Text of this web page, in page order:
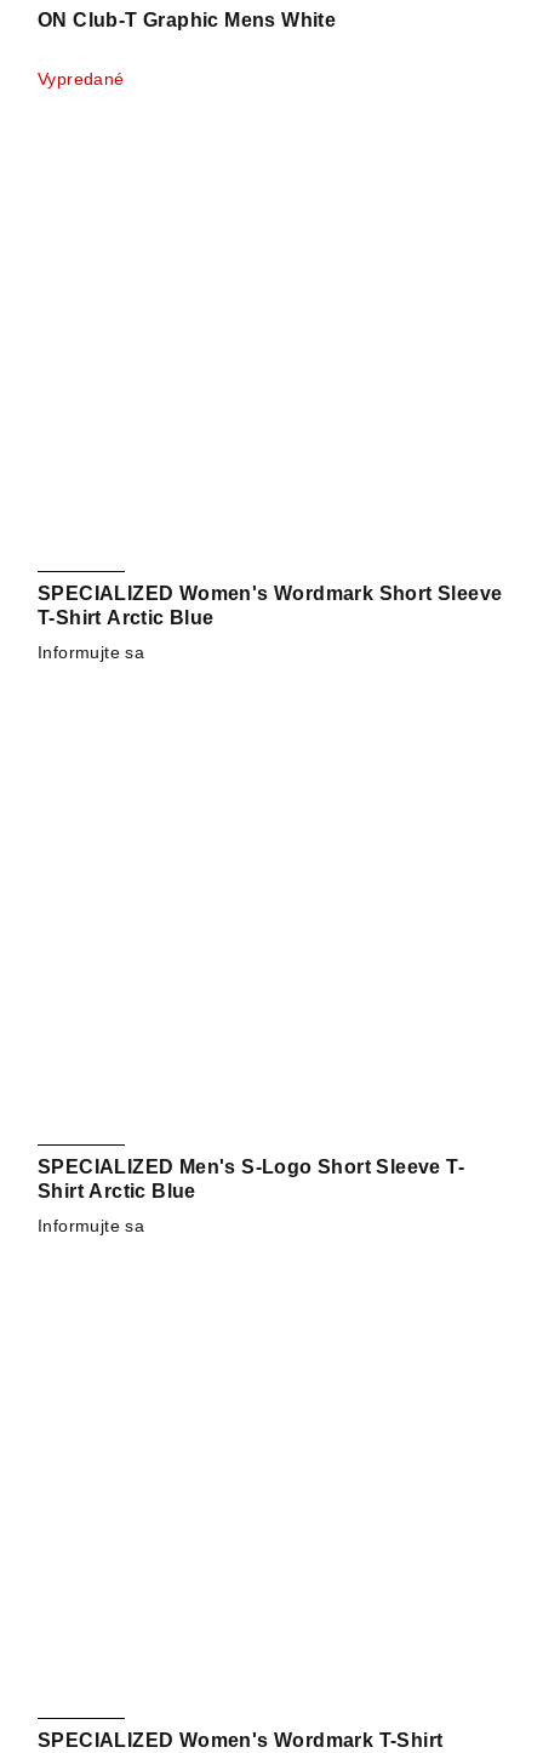
ON Club-T Graphic Mens White
Vypredané
SPECIALIZED Women's Wordmark Short Sleeve
T-Shirt Arctic Blue
Informujte sa
SPECIALIZED Men's S-Logo Short Sleeve T-
Shirt Arctic Blue
Informujte sa
SPECIALIZED Women's Wordmark T-Shirt